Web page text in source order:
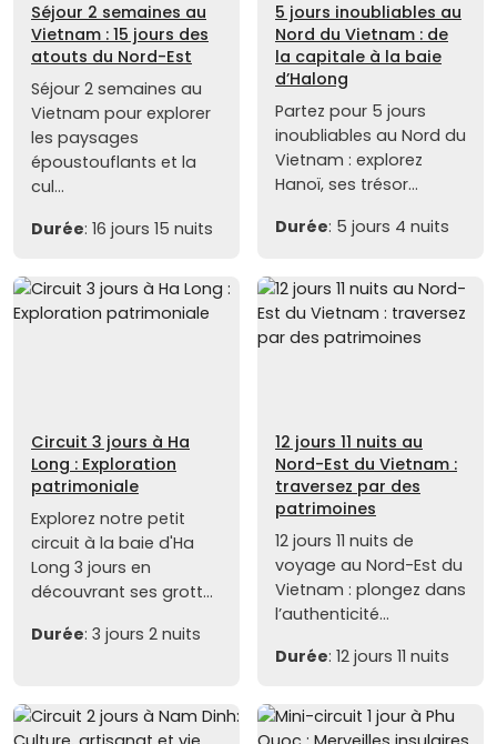
Séjour 2 semaines au
Vietnam : 15 jours des
atouts du Nord-Est
Séjour 2 semaines au
Vietnam pour explorer
les paysages
époustouflants et la
cul...
Durée: 16 jours 15 nuits
5 jours inoubliables au
Nord du Vietnam : de
la capitale à la baie
d’Halong
Partez pour 5 jours
inoubliables au Nord du
Vietnam : explorez
Hanoï, ses trésor...
Durée: 5 jours 4 nuits
Circuit 3 jours à Ha
Long : Exploration
patrimoniale
Explorez notre petit
circuit à la baie d'Ha
Long 3 jours en
découvrant ses grott...
Durée: 3 jours 2 nuits
12 jours 11 nuits au
Nord-Est du Vietnam :
traversez par des
patrimoines
12 jours 11 nuits de
voyage au Nord-Est du
Vietnam : plongez dans
l’authenticité...
Durée: 12 jours 11 nuits